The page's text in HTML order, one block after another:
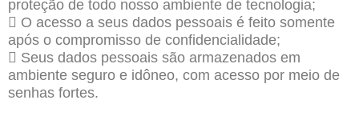
proteção de todo nosso ambiente de tecnologia;
 O acesso a seus dados pessoais é feito somente
após o compromisso de confidencialidade;
 Seus dados pessoais são armazenados em
ambiente seguro e idôneo, com acesso por meio de
senhas fortes.